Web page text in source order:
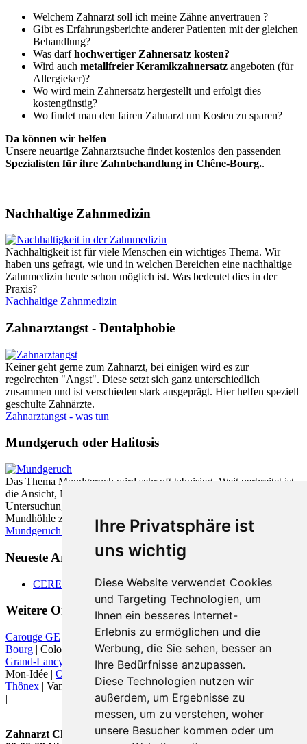
Ihre Privatsphäre ist
uns wichtig
Diese Website verwendet Cookies
und Targeting Technologien, um
Ihnen ein besseres Internet-
Erlebnis zu ermöglichen und die
Werbung, die Sie sehen, besser an
Ihre Bedürfnisse anzupassen.
Diese Technologien nutzen wir
außerdem, um Ergebnisse zu
messen, um zu verstehen, woher
unsere Besucher kommen oder um
Welchem Zahnarzt soll ich meine Zähne anvertrauen ?
Gibt es Erfahrungsberichte anderer Patienten mit der gleichen
Behandlung?
Was darfhochwertiger Zahnersatz kosten?
Wird auch metallfreier Keramikzahnersatz angeboten (für
Allergieker)?
Wo wird mein Zahnersatz hergestellt und erfolgt dies
kostengünstig?
Wo findet man den fairen Zahnarzt um Kosten zu sparen?
Da können wir helfen
Unsere neuartige Zahnarztsuche findet kostenlos den passenden
Spezialisten für ihre Zahnbehandlung in Chêne-Bourg..
Nachhaltige Zahnmedizin
Nachhaltigkeit ist für viele Menschen ein wichtiges Thema. Wir
haben uns gefragt, wie und in welchen Bereichen eine nachhaltige
Zahnmedizin heute schon möglich ist. Was bedeutet dies in der
Praxis?
Nachhaltige Zahnmedizin
Zahnarztangst - Dentalphobie
Keiner geht gerne zum Zahnarzt, bei einigen wird es zur
regelrechten "Angst". Diese setzt sich ganz unterschiedlich
zusammen und ist verschieden stark ausgeprägt. Hier helfen speziell
geschulte Zahnärzte.
Zahnarztangst - was tun
Mundgeruch oder Halitosis
Das Thema Mundgeruch wird sehr oft tabuisiert. Weit verbreitet ist
die Ansicht, Mundgeruch würde vom Magen verursacht. Neueste
Untersuchungen zeigen jedoch, dass zu fast 90% die Ursache in der
Mundhöhle zu finden ist.
Mundgeruch - was hilft
Neueste Artikel:
CEREC
Weitere Orte in der Nähe von Chêne-Bourg
Carouge GE | Chevrier | Chougny |Chêne-Bougeries| Chêne-
Bourg | Cologny | Conches | Fossard |Genève (Genf)| Ginevra |
Grand-Lancy
Le Grand-Saconnex|Les Avanchets| Moillesulaz |
Mon-Idée | Onex Plan-les-Ouates
Thônex | Vandoeuvres |Vesenaz|Vessy|Veyrier| Villette |
|
Zahnarzt Chêne-Bourg wurde zuletzt am 09. August 2026 um